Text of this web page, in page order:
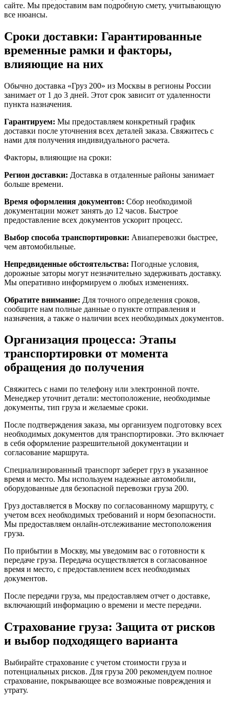
сайте. Мы предоставим вам подробную смету, учитывающую
все нюансы.
Сроки доставки: Гарантированные
временные рамки и факторы,
влияющие на них
Обычно доставка «Груз 200» из Москвы в регионы России
занимает от 1 до 3 дней. Этот срок зависит от удаленности
пункта назначения.
Гарантируем: Мы предоставляем конкретный график
доставки после уточнения всех деталей заказа. Свяжитесь с
нами для получения индивидуального расчета.
Факторы, влияющие на сроки:
Регион доставки: Доставка в отдаленные районы занимает
больше времени.
Время оформления документов: Сбор необходимой
документации может занять до 12 часов. Быстрое
предоставление всех документов ускорит процесс.
Выбор способа транспортировки: Авиаперевозки быстрее,
чем автомобильные.
Непредвиденные обстоятельства: Погодные условия,
дорожные заторы могут незначительно задерживать доставку.
Мы оперативно информируем о любых изменениях.
Обратите внимание: Для точного определения сроков,
сообщите нам полные данные о пункте отправления и
назначения, а также о наличии всех необходимых документов.
Организация процесса: Этапы
транспортировки от момента
обращения до получения
Свяжитесь с нами по телефону или электронной почте.
Менеджер уточнит детали: местоположение, необходимые
документы, тип груза и желаемые сроки.
После подтверждения заказа, мы организуем подготовку всех
необходимых документов для транспортировки. Это включает
в себя оформление разрешительной документации и
согласование маршрута.
Специализированный транспорт заберет груз в указанное
время и место. Мы используем надежные автомобили,
оборудованные для безопасной перевозки груза 200.
Груз доставляется в Москву по согласованному маршруту, с
учетом всех необходимых требований и норм безопасности.
Мы предоставляем онлайн-отслеживание местоположения
груза.
По прибытии в Москву, мы уведомим вас о готовности к
передаче груза. Передача осуществляется в согласованное
время и место, с предоставлением всех необходимых
документов.
После передачи груза, мы предоставляем отчет о доставке,
включающий информацию о времени и месте передачи.
Страхование груза: Защита от рисков
и выбор подходящего варианта
Выбирайте страхование с учетом стоимости груза и
потенциальных рисков. Для груза 200 рекомендуем полное
страхование, покрывающее все возможные повреждения и
утрату.